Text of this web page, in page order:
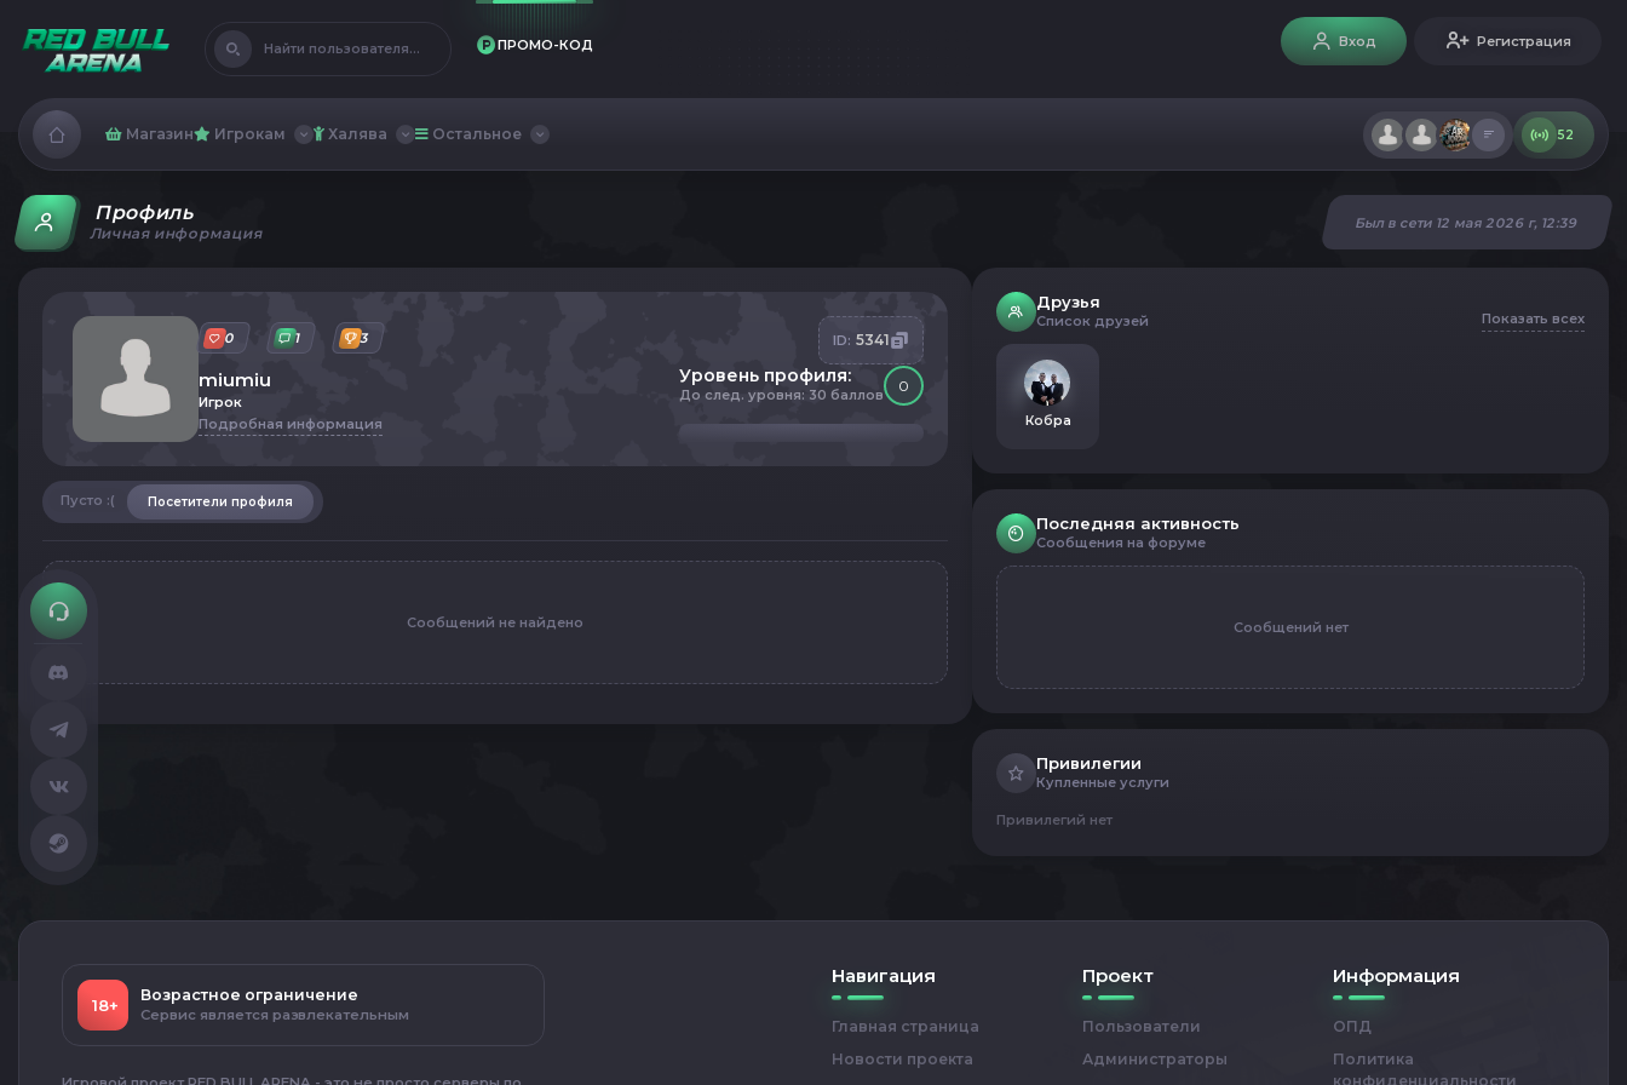
Найти пользователя... ПРОМО-КОД Вход Регистрация
Магазин Игрокам Халява Остальное 52
Профиль
Личная информация
Был в сети 12 мая 2026 г, 12:39
0 1 3
miumiu
Игрок
Подробная информация
ID: 5341
Уровень профиля:
До след. уровня: 30 баллов 0
Посетители профиля
Пусто :(
Сообщений не найдено
Друзья
Список друзей Показать всех
Кобра
Последняя активность
Сообщения на форуме
Сообщений нет
Привилегии
Купленные услуги
Привилегий нет
18+
Возрастное ограничение
Сервис является развлекательным
Навигация
Главная страница
Новости проекта
Проект
Пользователи
Администраторы
Информация
ОПД
Политика
конфиденциальности